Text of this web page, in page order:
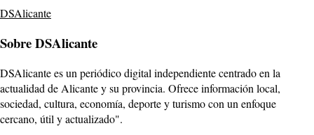
DSAlicante
Sobre DSAlicante
DSAlicante es un periódico digital independiente centrado en la
actualidad de Alicante y su provincia. Ofrece información local,
sociedad, cultura, economía, deporte y turismo con un enfoque
cercano, útil y actualizado".